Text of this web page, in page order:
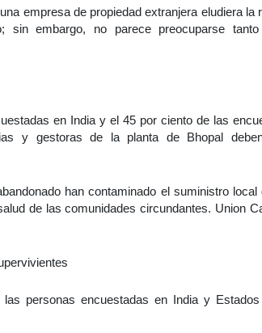
empresa de propiedad extranjera eludiera la
sin embargo, no parece preocuparse
en India y el 45 por ciento de las
y gestoras de la planta de Bhopal
han contaminado el suministro
de las comunidades circundantes. Union
personas encuestadas en India y